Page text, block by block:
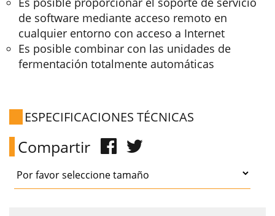
de software mediante acceso remoto en
cualquier entorno con acceso a Internet
Es posible combinar con las unidades de
fermentación totalmente automáticas
ESPECIFICACIONES TÉCNICAS
Compartir